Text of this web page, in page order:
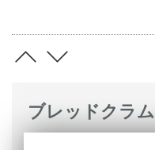
ブレッドクラム